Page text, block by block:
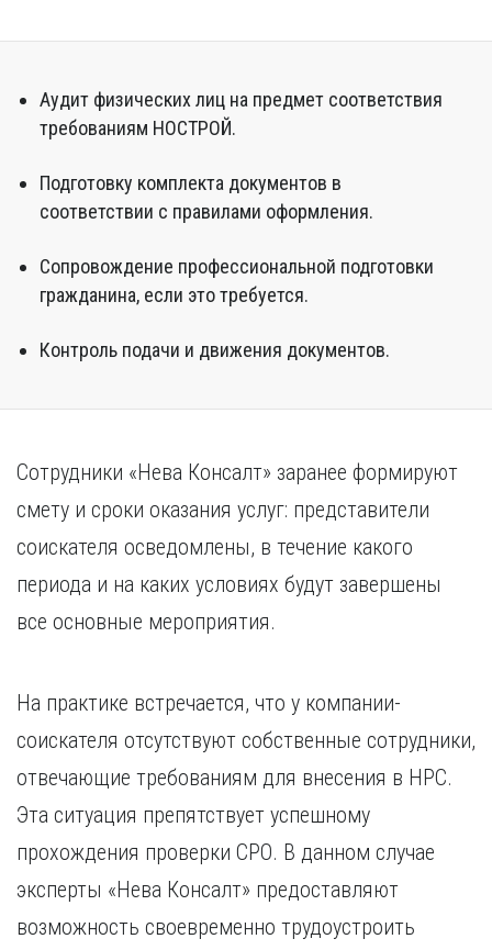
Аудит физических лиц на предмет соответствия
требованиям НОСТРОЙ.
Подготовку комплекта документов в
соответствии с правилами оформления.
Сопровождение профессиональной подготовки
гражданина, если это требуется.
Контроль подачи и движения документов.
Сотрудники «Нева Консалт» заранее формируют
смету и сроки оказания услуг: представители
соискателя осведомлены, в течение какого
периода и на каких условиях будут завершены
все основные мероприятия.
На практике встречается, что у компании-
соискателя отсутствуют собственные сотрудники,
отвечающие требованиям для внесения в НРС.
Эта ситуация препятствует успешному
прохождения проверки СРО. В данном случае
эксперты «Нева Консалт» предоставляют
возможность своевременно трудоустроить